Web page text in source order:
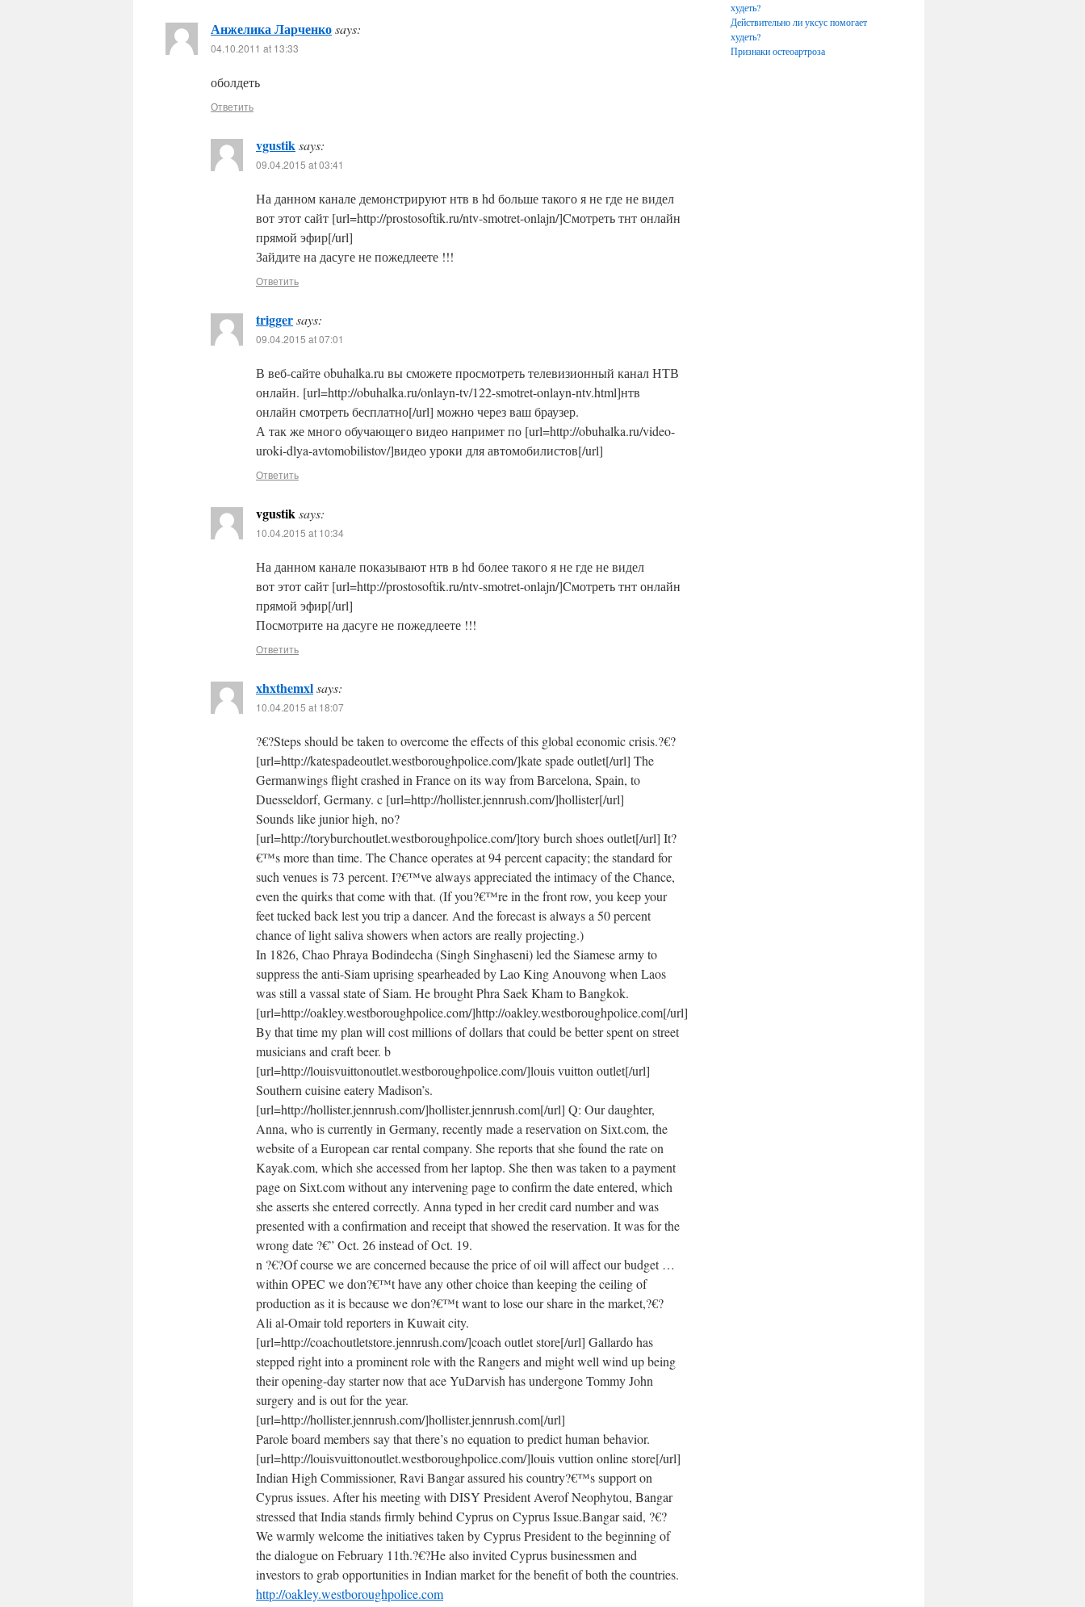
Анжелика Ларченкоsays:
04.10.2011 at 13:33
оболдеть
Ответить
vgustiksays:
09.04.2015 at 03:41
На данном канале демонстрируют нтв в hd больше такого я не где не видел
вот этот сайт [url=http://prostosoftik.ru/ntv-smotret-onlajn/]Cмотреть тнт онлайн
прямой эфир[/url]
Зайдите на дасуге не пожедлеете !!!
Ответить
triggersays:
09.04.2015 at 07:01
В веб-сайте obuhalka.ru вы сможете просмотреть телевизионный канал НТВ
онлайн. [url=http://obuhalka.ru/onlayn-tv/122-smotret-onlayn-ntv.html]нтв
онлайн смотреть бесплатно[/url] можно через ваш браузер.
А так же много обучающего видео напримет по [url=http://obuhalka.ru/video-
uroki-dlya-avtomobilistov/]видео уроки для автомобилистов[/url]
Ответить
vgustiksays:
10.04.2015 at 10:34
На данном канале показывают нтв в hd более такого я не где не видел
вот этот сайт [url=http://prostosoftik.ru/ntv-smotret-onlajn/]Cмотреть тнт онлайн
прямой эфир[/url]
Посмотрите на дасуге не пожедлеете !!!
Ответить
xhxthemxlsays:
10.04.2015 at 18:07
?€?Steps should be taken to overcome the effects of this global economic crisis.?€?
[url=http://katespadeoutlet.westboroughpolice.com/]kate spade outlet[/url] The
Germanwings flight crashed in France on its way from Barcelona, Spain, to
Duesseldorf, Germany. c [url=http://hollister.jennrush.com/]hollister[/url]
Sounds like junior high, no?
[url=http://toryburchoutlet.westboroughpolice.com/]tory burch shoes outlet[/url] It?
€™s more than time. The Chance operates at 94 percent capacity; the standard for
such venues is 73 percent. I?€™ve always appreciated the intimacy of the Chance,
even the quirks that come with that. (If you?€™re in the front row, you keep your
feet tucked back lest you trip a dancer. And the forecast is always a 50 percent
chance of light saliva showers when actors are really projecting.)
In 1826, Chao Phraya Bodindecha (Singh Singhaseni) led the Siamese army to
suppress the anti-Siam uprising spearheaded by Lao King Anouvong when Laos
was still a vassal state of Siam. He brought Phra Saek Kham to Bangkok.
[url=http://oakley.westboroughpolice.com/]http://oakley.westboroughpolice.com[/url]
By that time my plan will cost millions of dollars that could be better spent on street
musicians and craft beer. b
[url=http://louisvuittonoutlet.westboroughpolice.com/]louis vuitton outlet[/url]
Southern cuisine eatery Madison’s.
[url=http://hollister.jennrush.com/]hollister.jennrush.com[/url] Q: Our daughter,
Anna, who is currently in Germany, recently made a reservation on Sixt.com, the
website of a European car rental company. She reports that she found the rate on
Kayak.com, which she accessed from her laptop. She then was taken to a payment
page on Sixt.com without any intervening page to confirm the date entered, which
she asserts she entered correctly. Anna typed in her credit card number and was
presented with a confirmation and receipt that showed the reservation. It was for the
wrong date ?€” Oct. 26 instead of Oct. 19.
n ?€?Of course we are concerned because the price of oil will affect our budget …
within OPEC we don?€™t have any other choice than keeping the ceiling of
production as it is because we don?€™t want to lose our share in the market,?€?
Ali al-Omair told reporters in Kuwait city.
[url=http://coachoutletstore.jennrush.com/]coach outlet store[/url] Gallardo has
stepped right into a prominent role with the Rangers and might well wind up being
their opening-day starter now that ace YuDarvish has undergone Tommy John
surgery and is out for the year.
[url=http://hollister.jennrush.com/]hollister.jennrush.com[/url]
Parole board members say that there’s no equation to predict human behavior.
[url=http://louisvuittonoutlet.westboroughpolice.com/]louis vuttion online store[/url]
Indian High Commissioner, Ravi Bangar assured his country?€™s support on
Cyprus issues. After his meeting with DISY President Averof Neophytou, Bangar
stressed that India stands firmly behind Cyprus on Cyprus Issue.Bangar said, ?€?
We warmly welcome the initiatives taken by Cyprus President to the beginning of
the dialogue on February 11th.?€?He also invited Cyprus businessmen and
investors to grab opportunities in Indian market for the benefit of both the countries.
http://oakley.westboroughpolice.com
худеть?
Действительно ли уксус помогает
худеть?
Признаки остеоартроза